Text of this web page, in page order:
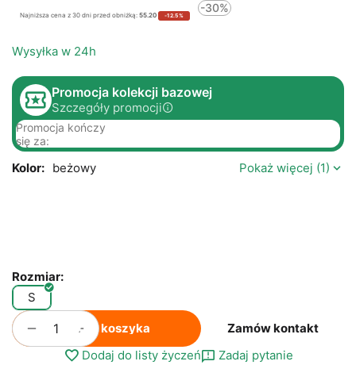
Najniższa cena z 30 dni przed obniżką: 55.20 -12.5%
-30%
Wysyłka w 24h
Promocja kolekcji bazowej
Szczegóły promocji
Promocja kończy
się za:
Kolor: beżowy Pokaż więcej (1)
Rozmiar:
S
+
− Do koszyka
Zamów kontakt
Dodaj do listy życzeń
Zadaj pytanie